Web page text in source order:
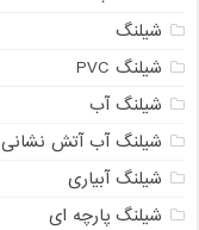
شیلنگ
شیلنگ PVC
شیلنگ آب
شیلنگ آب آتش نشانی
شیلنگ آبیاری
شیلنگ پارچه ای